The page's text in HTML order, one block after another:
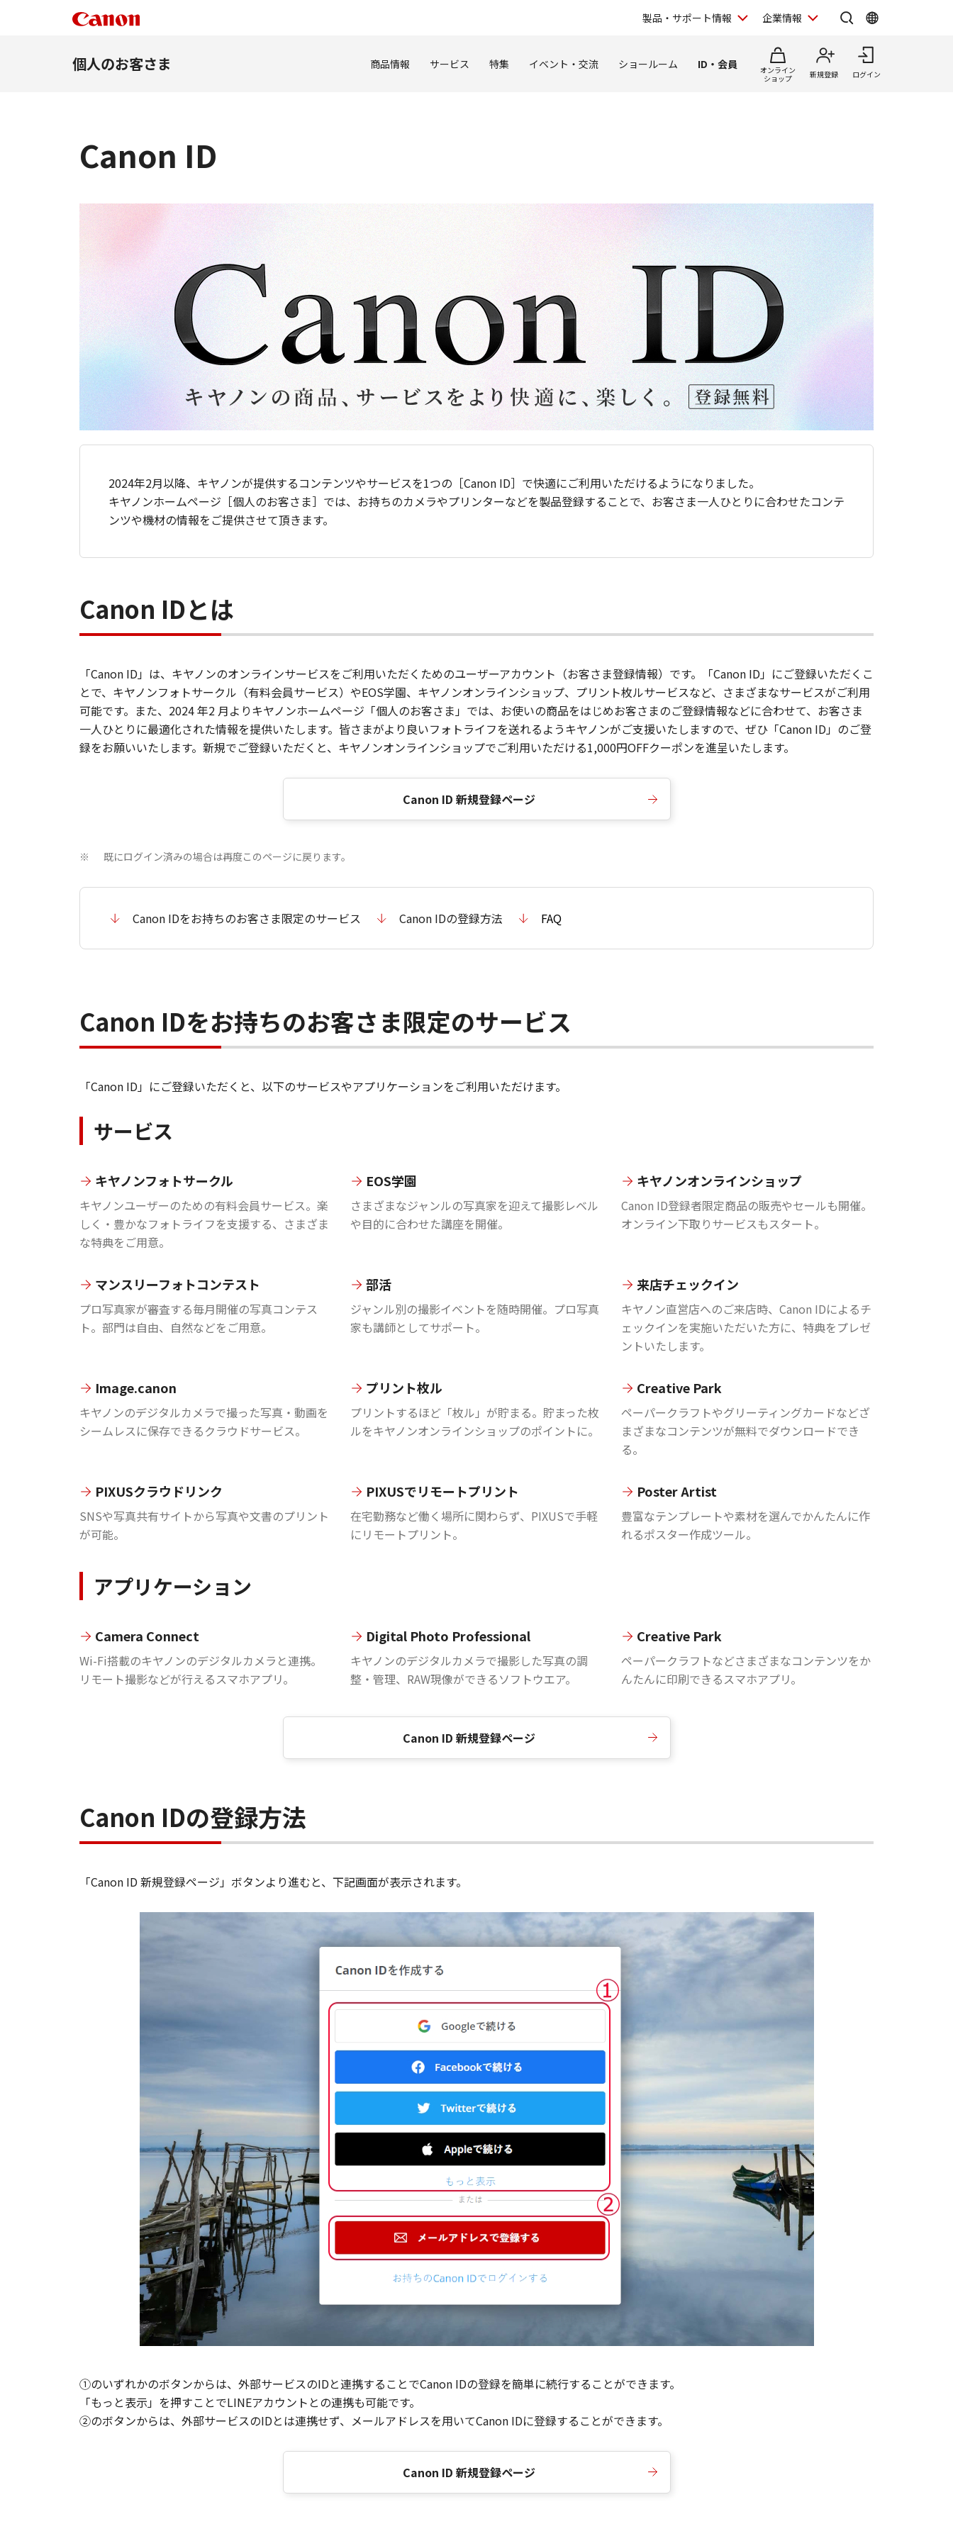
製品・サポート情報 企業情報
個人のお客さま 商品情報 サービス 特集 イベント・交流 ショールーム ID・会員
オンライン
ショップ
新規登録 ログイン
Canon ID
2024年2月以降、キヤノンが提供するコンテンツやサービスを1つの［Canon ID］で快適にご利用いただけるようになりました。
キヤノンホームページ［個人のお客さま］では、お持ちのカメラやプリンターなどを製品登録することで、お客さま一人ひとりに合わせたコンテ
ンツや機材の情報をご提供させて頂きます。
Canon IDとは
「Canon ID」は、キヤノンのオンラインサービスをご利用いただくためのユーザーアカウント（お客さま登録情報）です。「Canon ID」にご登録いただくこ
とで、キヤノンフォトサークル（有料会員サービス）やEOS学園、キヤノンオンラインショップ、プリント枚ルサービスなど、さまざまなサービスがご利用
可能です。また、2024 年2 月よりキヤノンホームページ「個人のお客さま」では、お使いの商品をはじめお客さまのご登録情報などに合わせて、お客さま
一人ひとりに最適化された情報を提供いたします。皆さまがより良いフォトライフを送れるようキヤノンがご支援いたしますので、ぜひ「Canon ID」のご登
録をお願いいたします。新規でご登録いただくと、キヤノンオンラインショップでご利用いただける1,000円OFFクーポンを進呈いたします。
Canon ID 新規登録ページ
※ 既にログイン済みの場合は再度このページに戻ります。
Canon IDをお持ちのお客さま限定のサービス Canon IDの登録方法 FAQ
Canon IDをお持ちのお客さま限定のサービス
「Canon ID」にご登録いただくと、以下のサービスやアプリケーションをご利用いただけます。
サービス
キヤノンフォトサークル
キヤノンユーザーのための有料会員サービス。楽
しく・豊かなフォトライフを支援する、さまざま
な特典をご用意。
EOS学園
さまざまなジャンルの写真家を迎えて撮影レベル
や目的に合わせた講座を開催。
キヤノンオンラインショップ
Canon ID登録者限定商品の販売やセールも開催。
オンライン下取りサービスもスタート。
マンスリーフォトコンテスト
プロ写真家が審査する毎月開催の写真コンテス
ト。部門は自由、自然などをご用意。
部活
ジャンル別の撮影イベントを随時開催。プロ写真
家も講師としてサポート。
来店チェックイン
キヤノン直営店へのご来店時、Canon IDによるチ
ェックインを実施いただいた方に、特典をプレゼ
ントいたします。
Image.canon
キヤノンのデジタルカメラで撮った写真・動画を
シームレスに保存できるクラウドサービス。
プリント枚ル
プリントするほど「枚ル」が貯まる。貯まった枚
ルをキヤノンオンラインショップのポイントに。
Creative Park
ペーパークラフトやグリーティングカードなどざ
まざまなコンテンツが無料でダウンロードでき
る。
PIXUSクラウドリンク
SNSや写真共有サイトから写真や文書のプリント
が可能。
PIXUSでリモートプリント
在宅勤務など働く場所に関わらず、PIXUSで手軽
にリモートプリント。
Poster Artist
豊富なテンプレートや素材を選んでかんたんに作
れるポスター作成ツール。
アプリケーション
Camera Connect
Wi-Fi搭載のキヤノンのデジタルカメラと連携。
リモート撮影などが行えるスマホアプリ。
Digital Photo Professional
キヤノンのデジタルカメラで撮影した写真の調
整・管理、RAW現像ができるソフトウエア。
Creative Park
ペーパークラフトなどさまざまなコンテンツをか
んたんに印刷できるスマホアプリ。
Canon ID 新規登録ページ
Canon IDの登録方法
「Canon ID 新規登録ページ」ボタンより進むと、下記画面が表示されます。
①のいずれかのボタンからは、外部サービスのIDと連携することでCanon IDの登録を簡単に続行することができます。
「もっと表示」を押すことでLINEアカウントとの連携も可能です。
②のボタンからは、外部サービスのIDとは連携せず、メールアドレスを用いてCanon IDに登録することができます。
Canon ID 新規登録ページ